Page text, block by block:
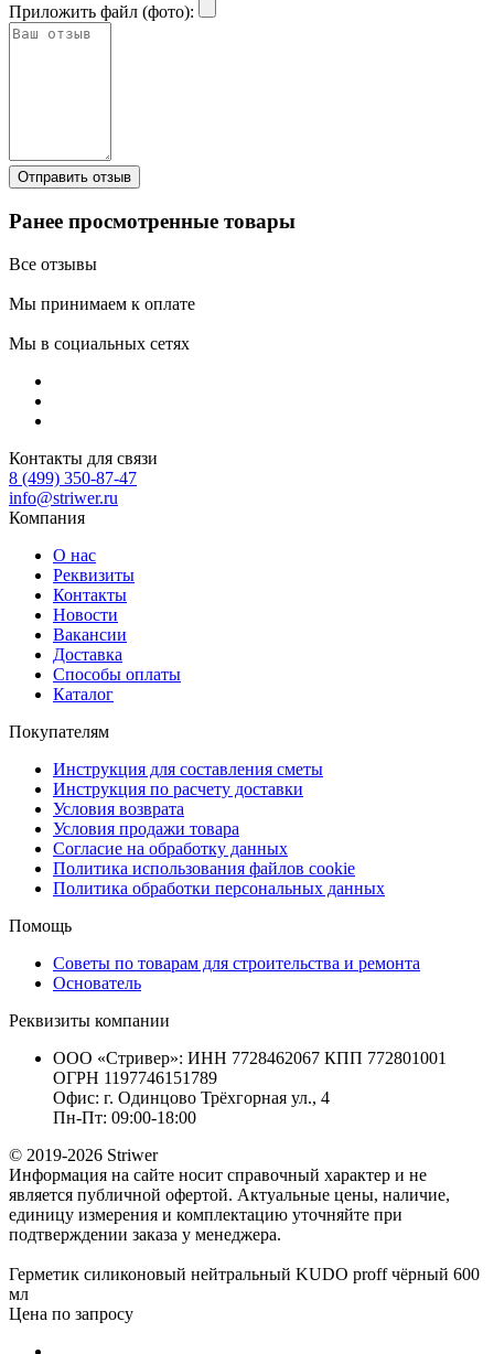
Приложить файл (фото):
Ранее просмотренные товары
Все отзывы
Мы принимаем к оплате
Мы в социальных сетях
Контакты для связи
8 (499) 350-87-47
info@striwer.ru
Компания
О нас
Реквизиты
Контакты
Новости
Вакансии
Доставка
Способы оплаты
Каталог
Покупателям
Инструкция для составления сметы
Инструкция по расчету доставки
Условия возврата
Условия продажи товара
Согласие на обработку данных
Политика использования файлов cookie
Политика обработки персональных данных
Помощь
Советы по товарам для строительства и ремонта
Основатель
Реквизиты компании
ООО «Стривер»: ИНН 7728462067 КПП 772801001
ОГРН 1197746151789
Офис: г. Одинцово Трёхгорная ул., 4
Пн-Пт: 09:00-18:00
© 2019-2026 Striwer
Информация на сайте носит справочный характер и не
является публичной офертой. Актуальные цены, наличие,
единицу измерения и комплектацию уточняйте при
подтверждении заказа у менеджера.
Герметик силиконовый нейтральный KUDO proff чёрный 600
мл
Цена по запросу